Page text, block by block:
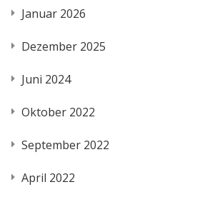
Januar 2026
Dezember 2025
Juni 2024
Oktober 2022
September 2022
April 2022